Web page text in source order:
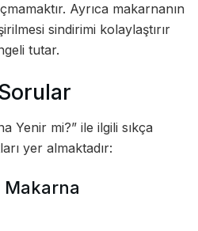
Ayrıca makarnanın
sindirimi kolaylaştırır
tutar.
Yenir mi?” ile ilgili sıkça
yer almaktadır:
Makarna